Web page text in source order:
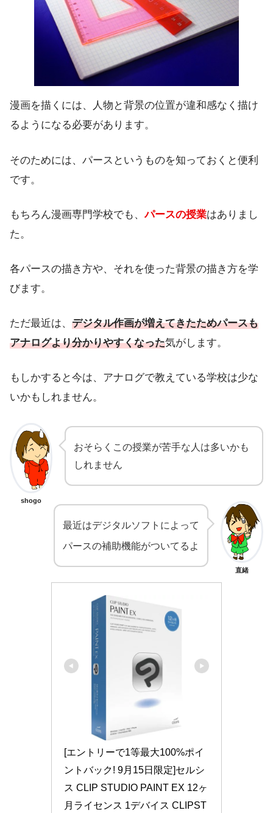
漫画を描くには、人物と背景の位置が違和感なく描け
るようになる必要があります。
そのためには、パースというものを知っておくと便利
です。
もちろん漫画専門学校でも、パースの授業はありまし
た。
各パースの描き方や、それを使った背景の描き方を学
びます。
ただ最近は、 デジタル作画が増えてきたためパースも
アナログより分かりやすくなった気がします。
もしかすると今は、アナログで教えている学校は少な
いかもしれません。
shogo
おそらくこの授業が苦手な人は多いかも
しれません
直緒
最近はデジタルソフトによって
パースの補助機能がついてるよ
[エントリーで1等最大100%ポイ
ントバック! 9月15日限定]セルシ
ス CLIP STUDIO PAINT EX 12ヶ
月ライセンス 1デバイス CLIPST